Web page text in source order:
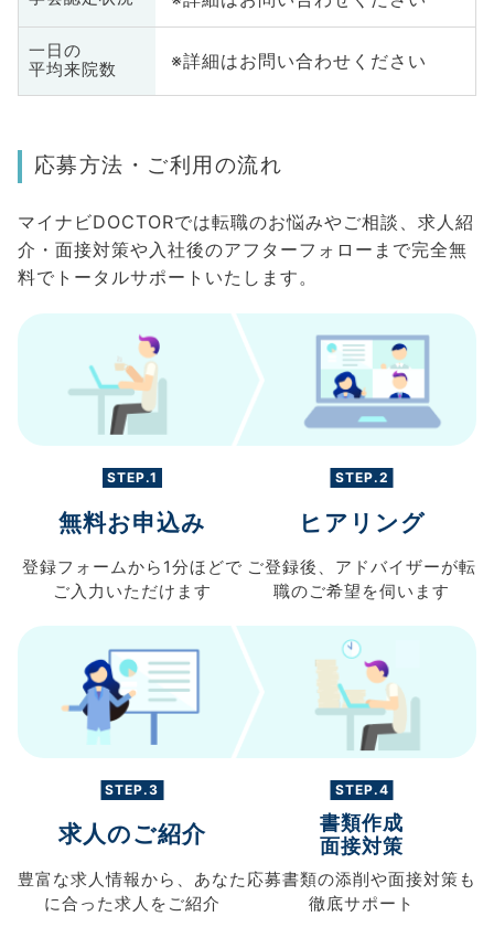
一日の
平均来院数
※詳細はお問い合わせください
応募方法・ご利用の流れ
マイナビDOCTORでは転職のお悩みやご相談、求人紹
介・面接対策や入社後のアフターフォローまで完全無
料でトータルサポートいたします。
STEP.1
無料お申込み
登録フォームから 1分ほどで
ご入力 いただけます
STEP.2
ヒアリング
ご登録後、 アドバイザーが転
職のご希望を伺います
STEP.3
求人のご紹介
豊富な求人情報から、 あなた
に合った求人を ご紹介
STEP.4
書類作成
面接対策
応募書類の添削や面接対策も
徹底サポート